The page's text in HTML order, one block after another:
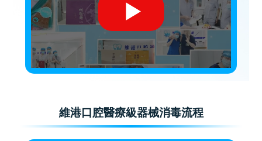
維港口腔醫療級器械消毒流程